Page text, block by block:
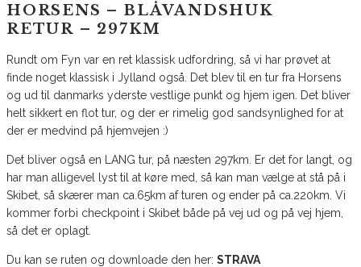
HORSENS – BLÅVANDSHUK
RETUR – 297KM
Rundt om Fyn var en ret klassisk udfordring, så vi har prøvet at
finde noget klassisk i Jylland også. Det blev til en tur fra Horsens
og ud til danmarks yderste vestlige punkt og hjem igen. Det bliver
helt sikkert en flot tur, og der er rimelig god sandsynlighed for at
der er medvind på hjemvejen :)
Det bliver også en LANG tur, på næsten 297km. Er det for langt, og
har man alligevel lyst til at køre med, så kan man vælge at stå på i
Skibet, så skærer man ca.65km af turen og ender på ca.220km. Vi
kommer forbi checkpoint i Skibet både på vej ud og på vej hjem,
så det er oplagt.
Du kan se ruten og downloade den her: STRAVA